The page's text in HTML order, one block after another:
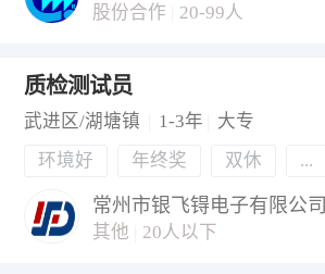
股份合作 20-99人
质检测试员
武进区/湖塘镇
1-3年 大专
环境好 年终奖 双休 ...
常州市银飞锝电子有限公司
其他 20人以下